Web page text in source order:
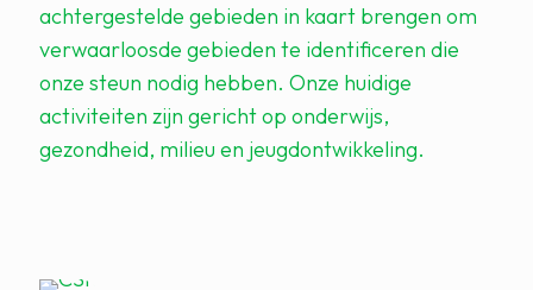
achtergestelde gebieden in kaart brengen om
verwaarloosde gebieden te identificeren die
onze steun nodig hebben. Onze huidige
activiteiten zijn gericht op onderwijs,
gezondheid, milieu en jeugdontwikkeling.